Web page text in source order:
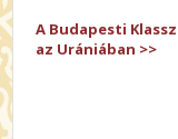
A Budapesti
az Urániában >>